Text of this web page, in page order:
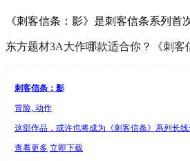
《刺客信条：影》是刺客信条系列首
东方题材3A大作哪款适合你？《刺
刺客信条：影
冒险, 动作
这部作品，或许也将成为《刺客信条》系列长线
查看更多 立即下载